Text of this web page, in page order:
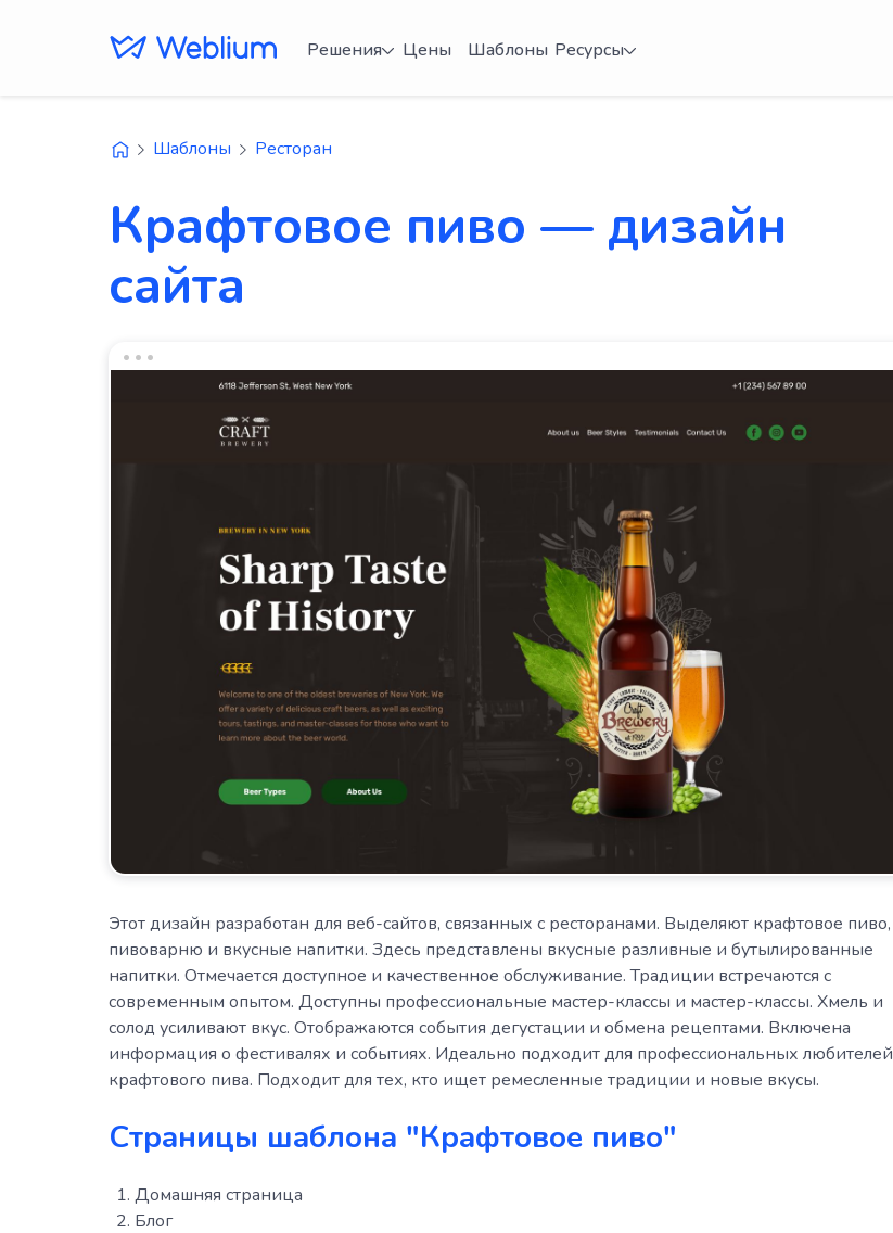
Решения Цены Шаблоны Ресурсы
Шаблоны Ресторан
Крафтовое пиво — дизайн
сайта
Этот дизайн разработан для веб-сайтов, связанных с ресторанами. Выделяют крафтовое пиво,
пивоварню и вкусные напитки. Здесь представлены вкусные разливные и бутылированные
напитки. Отмечается доступное и качественное обслуживание. Традиции встречаются с
современным опытом. Доступны профессиональные мастер-классы и мастер-классы. Хмель и
солод усиливают вкус. Отображаются события дегустации и обмена рецептами. Включена
информация о фестивалях и событиях. Идеально подходит для профессиональных любителей
крафтового пива. Подходит для тех, кто ищет ремесленные традиции и новые вкусы.
Страницы шаблона "Крафтовое пиво"
Домашняя страница
Блог